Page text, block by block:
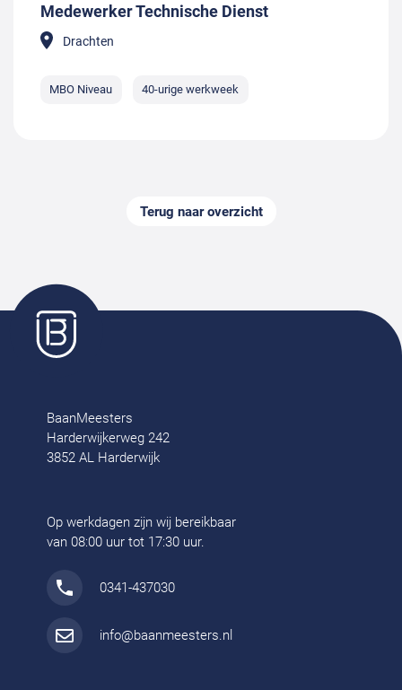
Medewerker Technische Dienst
Drachten
MBO Niveau 40-urige werkweek
Terug naar overzicht
BaanMeesters
Harderwijkerweg 242
3852 AL Harderwijk
Op werkdagen zijn wij bereikbaar
van 08:00 uur tot 17:30 uur.
0341-437030
info@baanmeesters.nl